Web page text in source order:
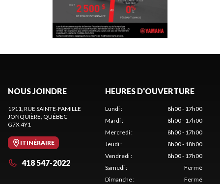
NOUS JOINDRE
1911, RUE SAINTE-FAMILLE
JONQUIÈRE, QUÉBEC
G7X 4Y1
ITINÉRAIRE
418 547-2022
HEURES D'OUVERTURE
Lundi:
8h00 - 17h00
Mardi:
8h00 - 17h00
Mercredi:
8h00 - 17h00
Jeudi:
8h00 - 18h00
Vendredi:
8h00 - 17h00
Samedi:
Fermé
Dimanche: Fermé